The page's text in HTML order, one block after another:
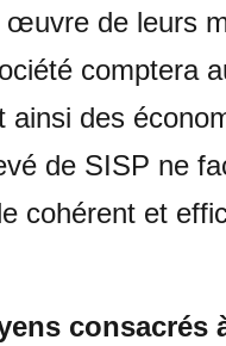
œuvre de leurs
comptera
des
de SISP ne
cohérent et